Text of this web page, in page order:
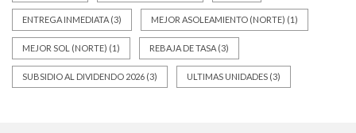
ENTREGA INMEDIATA (3) MEJOR ASOLEAMIENTO (NORTE) (1)
MEJOR SOL (NORTE) (1) REBAJA DE TASA (3)
SUBSIDIO AL DIVIDENDO 2026 (3) ULTIMAS UNIDADES (3)